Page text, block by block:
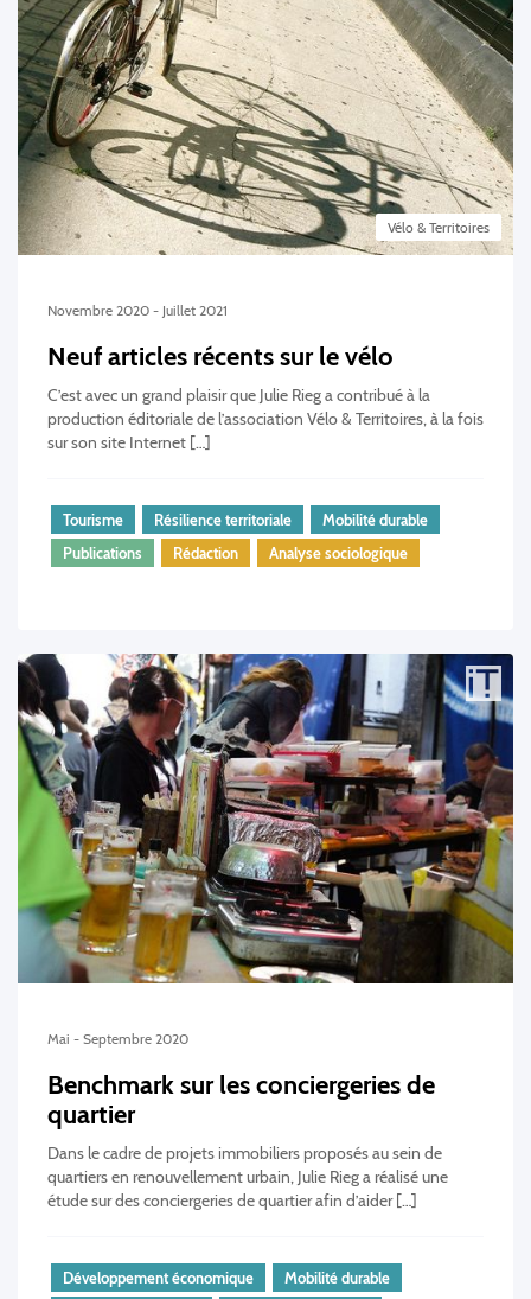
Vélo & Territoires
Novembre 2020 - Juillet 2021
Neuf articles récents sur le vélo
C’est avec un grand plaisir que Julie Rieg a contribué à la
production éditoriale de l’association Vélo & Territoires, à la fois
sur son site Internet […]
Tourisme Résilience territoriale
Mobilité durable
Publications
Rédaction Analyse sociologique
Mai - Septembre 2020
Benchmark sur les conciergeries de
quartier
Dans le cadre de projets immobiliers proposés au sein de
quartiers en renouvellement urbain, Julie Rieg a réalisé une
étude sur des conciergeries de quartier afin d’aider […]
Développement économique
Mobilité durable